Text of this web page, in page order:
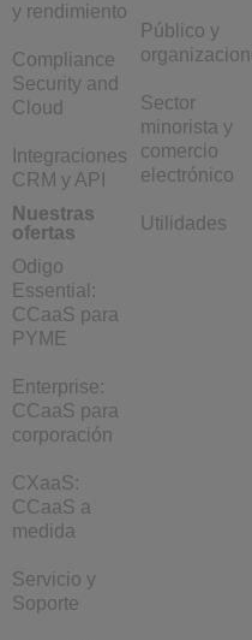
y rendimiento
Compliance
Security and
Cloud
Integraciones
CRM y API
Nuestras
ofertas
Odigo
Essential:
CCaaS para
PYME
Enterprise:
CCaaS para
corporación
CXaaS:
CCaaS a
medida
Servicio y
Soporte
Público y
Sector
minorista y
comercio
electrónico
Utilidades